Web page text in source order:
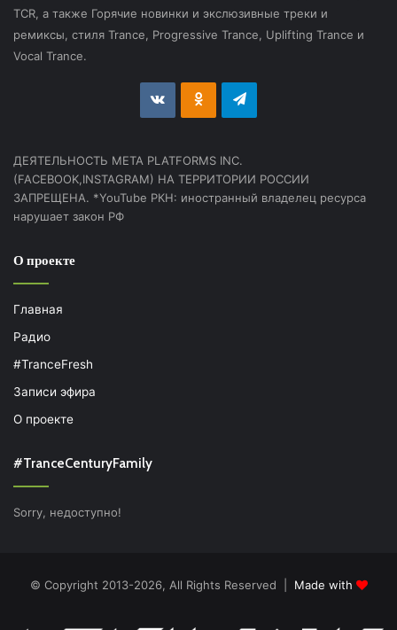
TCR, а также Горячие новинки и экслюзивные треки и
ремиксы, стиля Trance, Progressive Trance, Uplifting Trance и
Vocal Trance.
vk.com Odnoklassniki
Telegram
ДЕЯТЕЛЬНОСТЬ МЕТА PLATFORMS INC.
(FACEBOOK,INSTAGRAM) НА ТЕРРИТОРИИ РОССИИ
ЗАПРЕЩЕНА. *YouTube РКН: иностранный владелец ресурса
нарушает закон РФ
О проекте
Главная
Радио
#TranceFresh
Записи эфира
О проекте
#TranceCenturyFamily
Sorry, недоступно!
© Copyright 2013-2026, All Rights Reserved | Made with